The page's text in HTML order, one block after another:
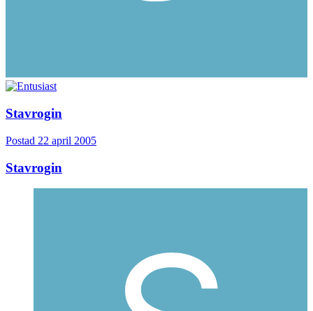
Stavrogin
Postad 22 april 2005
Stavrogin